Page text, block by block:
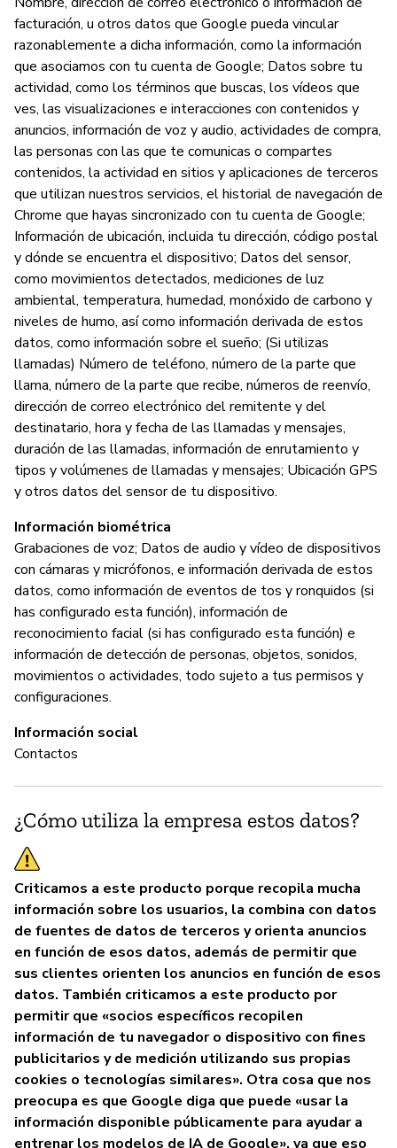
facturación, u otros datos que Google pueda vincular
razonablemente a dicha información, como la información
que asociamos con tu cuenta de Google; Datos sobre tu
actividad, como los términos que buscas, los vídeos que
ves, las visualizaciones e interacciones con contenidos y
anuncios, información de voz y audio, actividades de compra,
las personas con las que te comunicas o compartes
contenidos, la actividad en sitios y aplicaciones de terceros
que utilizan nuestros servicios, el historial de navegación de
Chrome que hayas sincronizado con tu cuenta de Google;
Información de ubicación, incluida tu dirección, código postal
y dónde se encuentra el dispositivo; Datos del sensor,
como movimientos detectados, mediciones de luz
ambiental, temperatura, humedad, monóxido de carbono y
niveles de humo, así como información derivada de estos
datos, como información sobre el sueño; (Si utilizas
llamadas) Número de teléfono, número de la parte que
llama, número de la parte que recibe, números de reenvío,
dirección de correo electrónico del remitente y del
destinatario, hora y fecha de las llamadas y mensajes,
duración de las llamadas, información de enrutamiento y
tipos y volúmenes de llamadas y mensajes; Ubicación GPS
y otros datos del sensor de tu dispositivo.
Información biométrica
Grabaciones de voz; Datos de audio y vídeo de dispositivos
con cámaras y micrófonos, e información derivada de estos
datos, como información de eventos de tos y ronquidos (si
has configurado esta función), información de
reconocimiento facial (si has configurado esta función) e
información de detección de personas, objetos, sonidos,
movimientos o actividades, todo sujeto a tus permisos y
configuraciones.
Información social
Contactos
¿Cómo utiliza la empresa estos datos?
Criticamos a este producto porque recopila mucha
información sobre los usuarios, la combina con datos
de fuentes de datos de terceros y orienta anuncios
en función de esos datos, además de permitir que
sus clientes orienten los anuncios en función de esos
datos. También criticamos a este producto por
permitir que «socios específicos recopilen
información de tu navegador o dispositivo con fines
publicitarios y de medición utilizando sus propias
cookies o tecnologías similares». Otra cosa que nos
preocupa es que Google diga que puede «usar la
información disponible públicamente para ayudar a
entrenar los modelos de IA de Google», ya que eso